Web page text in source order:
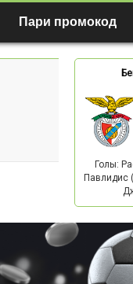
Пари промокод
Голы:
Павлидис